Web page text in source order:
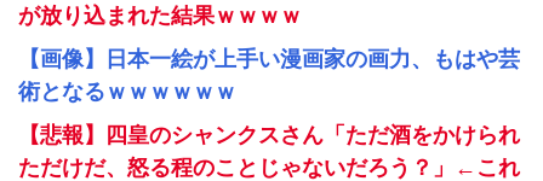
が放り込まれた結果ｗｗｗｗ
【画像】日本一絵が上手い漫画家の画力、もはや芸
術となるｗｗｗｗｗｗ
【悲報】四皇のシャンクスさん「ただ酒をかけられ
ただけだ、怒る程のことじゃないだろう？」←これ